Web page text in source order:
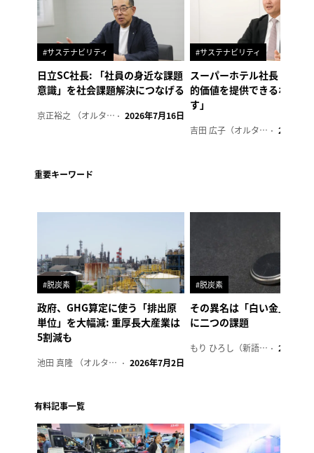
#サステナビリティ
日立SC社長: 「社員の身近な課題
意識」を社会課題解決につなげる
京正裕之 （オルタナ副編集長） 2026年7月16日
#サステナビリティ
スーパーホテル社長「地域
的価値を提供できるホテル
す」
吉田 広子（オルタナ輪番編集長） 2026年6
重要キーワード
#脱炭素
政府、GHG算定に使う「排出原
単位」を大幅減: 重厚長大産業は
5割減も
池田 真隆 （オルタナ輪番編集長） 2026年7月2日
#脱炭素
その異名は「白い金」、リ
に二つの課題
もり ひろし（新語ウォッチャー） 2023年7
有料記事一覧